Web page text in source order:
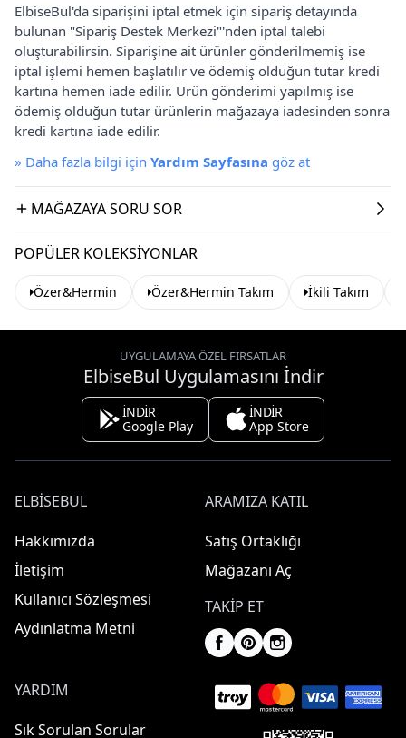
ElbiseBul'da siparişini iptal etmek için sipariş detayında
bulunan "Sipariş Destek Merkezi"'nden iptal talebi
oluşturabilirsin. Siparişine ait ürünler gönderilmemiş ise
iptal işlemi hemen başlatılır ve ödemiş olduğun tutar kredi
kartına hemen iade edilir. Ürün gönderimi yapılmış ise
ödemiş olduğun tutar ürünlerin mağazaya iadesinden sonra
kredi kartına iade edilir.
» Daha fazla bilgi için Yardım Sayfasına göz at
MAĞAZAYA SORU SOR
POPÜLER KOLEKSIYONLAR
Özer&Hermin Özer&Hermin Takım İkili Takım
UYGULAMAYA ÖZEL FIRSATLAR
ElbiseBul Uygulamasını İndir
İNDİR
Google Play
İNDİR
App Store
ELBISEBUL
Hakkımızda
İletişim
Kullanıcı Sözleşmesi
Aydınlatma Metni
ARAMIZA KATIL
Satış Ortaklığı
Mağazanı Aç
TAKIP ET
YARDIM
Sık Sorulan Sorular